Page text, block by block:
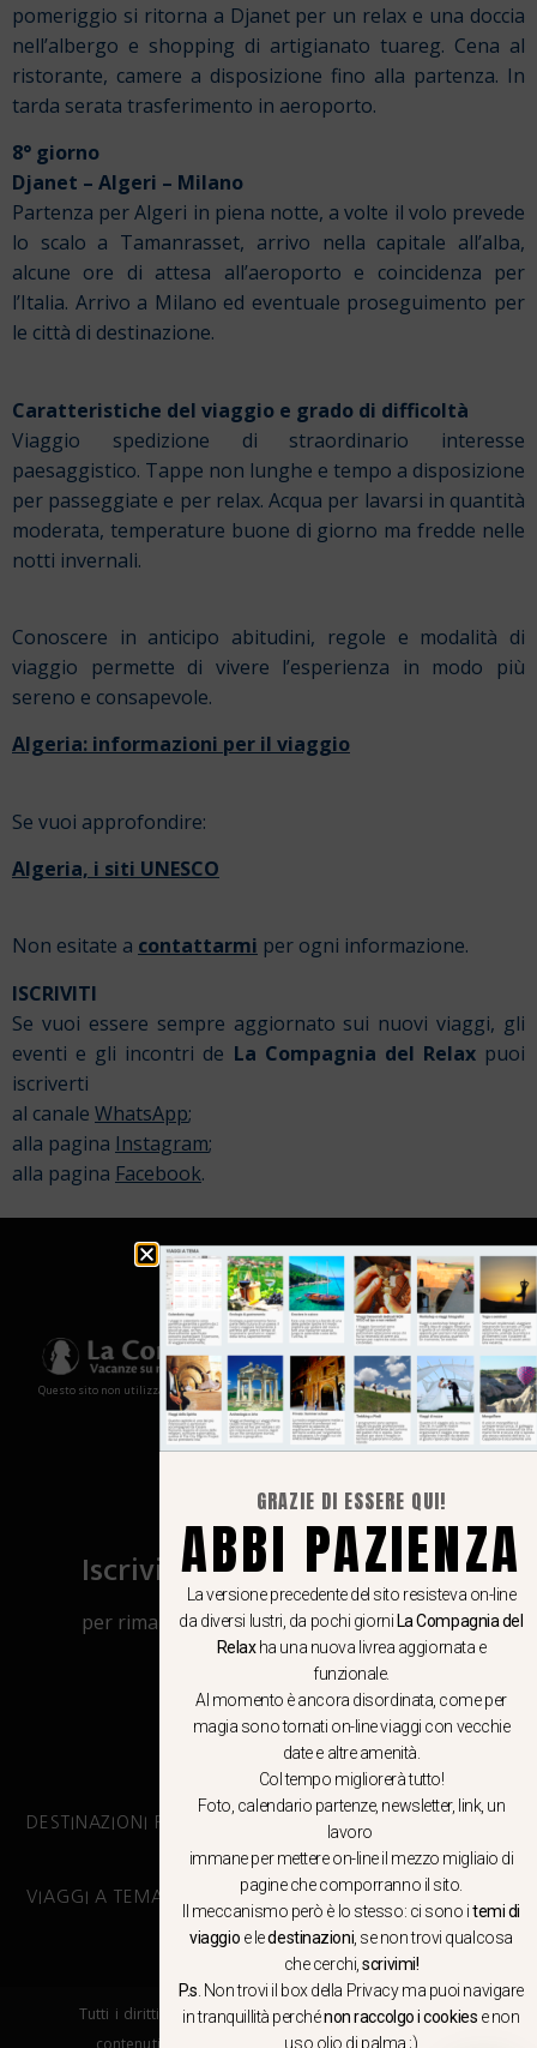
pomeriggio si ritorna a Djanet per un relax e una doccia
nell’albergo e shopping di artigianato tuareg. Cena al
ristorante, camere a disposizione fino alla partenza. In
tarda serata trasferimento in aeroporto.
8° giorno
Djanet – Algeri – Milano
Partenza per Algeri in piena notte, a volte il volo prevede
lo scalo a Tamanrasset, arrivo nella capitale all’alba,
alcune ore di attesa all’aeroporto e coincidenza per
l’Italia. Arrivo a Milano ed eventuale proseguimento per
le città di destinazione.
Caratteristiche del viaggio e grado di difficoltà
Viaggio spedizione di straordinario interesse
paesaggistico. Tappe non lunghe e tempo a disposizione
per passeggiate e per relax. Acqua per lavarsi in quantità
moderata, temperature buone di giorno ma fredde nelle
notti invernali.
Conoscere in anticipo abitudini, regole e modalità di
viaggio permette di vivere l’esperienza in modo più
sereno e consapevole.
Algeria: informazioni per il viaggio
Se vuoi approfondire:
Algeria, i siti UNESCO
Non esitate a contattarmi per ogni informazione.
ISCRIVITI
Se vuoi essere sempre aggiornato sui nuovi viaggi, gli
eventi e gli incontri de La Compagnia del Relax puoi
iscriverti
al canale WhatsApp;
alla pagina Instagram;
alla pagina Facebook.
Questo sito non utilizza cookies e non memorizza in alcun modo le tue informazioni
Iscriviti al canale Whatsapp
per rimanere aggiornato su viaggi, eventi
e notizie!
CLICCA QUI
DESTINAZIONI PRINCIPALI
VIAGGI A TEMA
Tutti i diritti riservati. E’ vietata la copia e la riproduzione dei
GRAZIE DI ESSERE QUI!
ABBI PAZIENZA
La versione precedente del sito resisteva on-line
da diversi lustri, da pochi giorni La Compagnia del
Relaxha una nuova livrea aggiornata e
funzionale.
Al momento è ancora disordinata, come per
magia sono tornati on-line viaggi con vecchie
date e altre amenità.
Col tempo migliorerà tutto!
Foto, calendario partenze, newsletter, link, un
lavoro
immane per mettere on-line il mezzo migliaio di
pagine che comporranno il sito.
Il meccanismo però è lo stesso: ci sono itemi di
viaggio e ledestinazioni , se non trovi qualcosa
che cerchi,scrivimi!
P.s . Non trovi il box della Privacy ma puoi navigare
in tranquillità perchénon raccolgo i cookies e non
uso olio di palma ;)